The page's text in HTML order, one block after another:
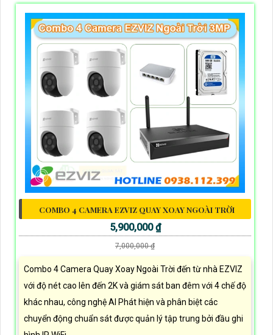
COMBO 4 CAMERA EZVIZ QUAY XOAY NGOÀI TRỜI
5,900,000 ₫
7,000,000 ₫
Combo 4 Camera Quay Xoay Ngoài Trời đến từ nhà EZVIZ
với độ nét cao lên đến 2K và giám sát ban đêm với 4 chế độ
khác nhau, công nghệ AI Phát hiện và phân biệt các
chuyển động chuẩn sát được quản lý tập trung bởi đầu ghi